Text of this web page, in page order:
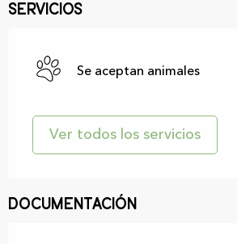
Servicios
Se aceptan animales
Ver todos los servicios
Documentación